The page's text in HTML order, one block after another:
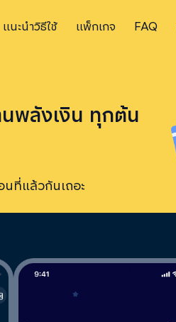
แนะนำวิธีใช้ แพ็กเกจ FAQ
นพลังเงิน ทุกต้น
นที่แล้วกันเถอะ